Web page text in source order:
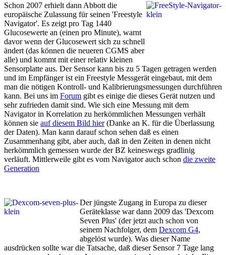
Schon 2007 erhielt dann Abbott die
europäische Zulassung für seinen 'Freestyle
Navigator'. Es zeigt pro Tag 1440
Glucosewerte an (einen pro Minute), warnt
davor wenn der Glucosewert sich zu schnell
ändert (das können die neueren CGMS aber
alle) und kommt mit einer relativ kleinen
Sensorplatte aus. Der Sensor kann bis zu 5 Tagen getragen werden
und im Empfänger ist ein Freestyle Messgerät eingebaut, mit dem
man die nötigen Kontroll- und Kalibrierungsmessungen durchführen
kann. Bei uns im Forum gibt es einige die dieses Gerät nutzen und
sehr zufrieden damit sind. Wie sich eine Messung mit dem
Navigator in Korrelation zu herkömmlichen Messungen verhält
können sie auf diesem Bild hier(Danke an K. für die Überlassung
der Daten). Man kann darauf schon sehen daß es einen
Zusammenhang gibt, aber auch, daß in den Zeiten in denen nicht
herkömmlich gemessen wurde der BZ keineswegs gradlinig
verläuft. Mittlerweile gibt es vom Navigator auch schon die zweite
Generation
Der jüngste Zugang in Europa zu dieser
Geräteklasse war dann 2009 das 'Dexcom
Seven Plus' (der jetzt auch schon von
seinem Nachfolger, dem Dexcom G4,
abgelöst wurde). Was dieser Name
ausdrücken sollte war die Tatsache, daß dieser Sensor 7 Tage lang